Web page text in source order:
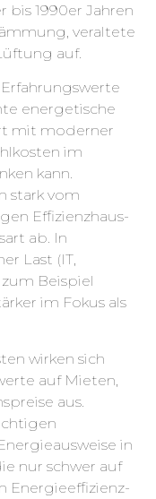
bis 1990er Jahren
veraltete
auf.
energetische
mit moderner
im
kann.
stark vom
Effizienzhaus-
ab. In
Last (IT,
Beispiel
im Fokus als
wirken sich
auf Mieten,
aus.
in
nur schwer auf
Energieeffizienz-